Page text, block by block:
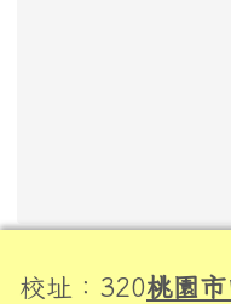
校址：320桃園